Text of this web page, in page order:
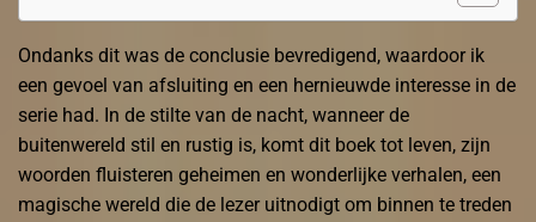
Ondanks dit was de conclusie bevredigend, waardoor ik
een gevoel van afsluiting en een hernieuwde interesse in de
serie had. In de stilte van de nacht, wanneer de
buitenwereld stil en rustig is, komt dit boek tot leven, zijn
woorden fluisteren geheimen en wonderlijke verhalen, een
magische wereld die de lezer uitnodigt om binnen te treden